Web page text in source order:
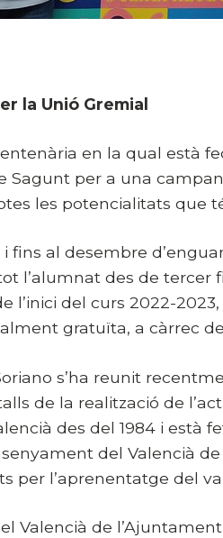
la Unió Gremial
en la qual està
Sagunt per a una
les potencialitats que
fins al desembre
l’alumnat des de tercer
l’inici del curs 2022-
gratuïta, a càrrec
s’ha reunit
de la realització de
des del 1984 i està
del Valencià
per l’aprenentatge del
Valencià de